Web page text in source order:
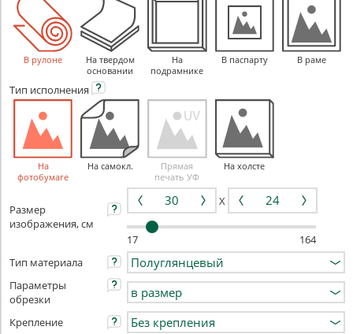
В рулоне
На твердом
основании
На
подрамнике
В паспарту В раме
Тип исполнения
На
фотобумаге
На самокл.
Прямая
печать УФ
На холсте
Размер
изображения, см
X
17
164
Тип материала
Параметры
обрезки
Крепление